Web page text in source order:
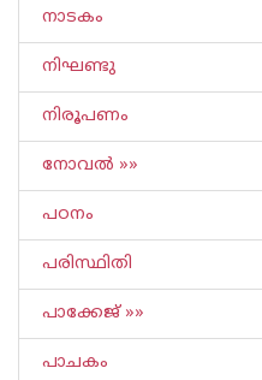
നാടകം
നിഘണ്ടു
നിരൂപണം
നോവല്‍ »»
പഠനം
പരിസ്ഥിതി
പാക്കേജ് »»
പാചകം